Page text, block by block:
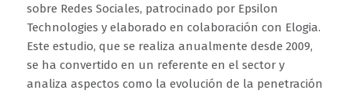
sobre Redes Sociales, patrocinado por Epsilon
Technologies y elaborado en colaboración con Elogia.
Este estudio, que se realiza anualmente desde 2009,
se ha convertido en un referente en el sector y
analiza aspectos como la evolución de la penetración